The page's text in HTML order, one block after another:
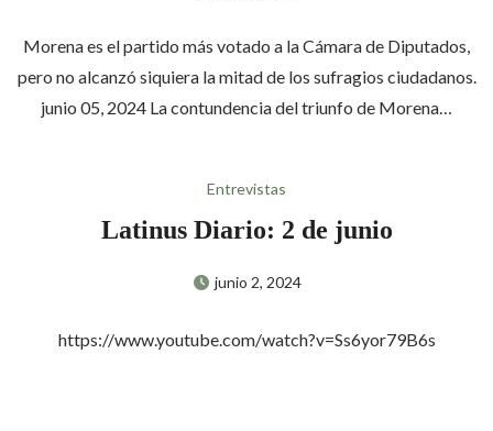
Morena es el partido más votado a la Cámara de Diputados,
pero no alcanzó siquiera la mitad de los sufragios ciudadanos.
junio 05, 2024 La contundencia del triunfo de Morena…
Entrevistas
Latinus Diario: 2 de junio
junio 2, 2024
https://www.youtube.com/watch?v=Ss6yor79B6s